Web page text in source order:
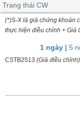
Tài
liệu
cổ
Top
cổ
phiếu
ngành
giao
dịch
Bộ
lọc
cổ
So
Dịch
vụ
Trạng thái CW
(*)S-X là giá chứng khoán
thực hiện điều chỉnh + Giá
1 ngày| 5
CSTB2513 (Giá điều chỉnh)
HÀNG